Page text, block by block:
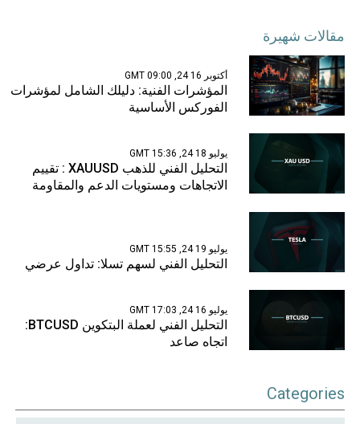
مقالات شهيرة
أكتوبر 16 24, 09:00 GMT
المؤشرات الفنية: دليلك الشامل لمؤشرات
الفوركس الأساسية
يوليو 18 24, 15:36 GMT
التحليل الفني للذهب XAUUSD : تقييم
الاتجاهات ومستويات الدعم والمقاومة
يوليو 19 24, 15:55 GMT
التحليل الفني لسهم تسلا: تداول عرضي
يوليو 16 24, 17:03 GMT
التحليل الفني لعملة البتكوين BTCUSD:
اتجاه صاعد
Categories